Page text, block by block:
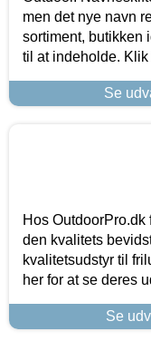
men det nye navn
sortiment, butikken
til at indeholde.
Se
Hos
den kvalitets
kvalitetsudstyr til
her for at se deres
Se